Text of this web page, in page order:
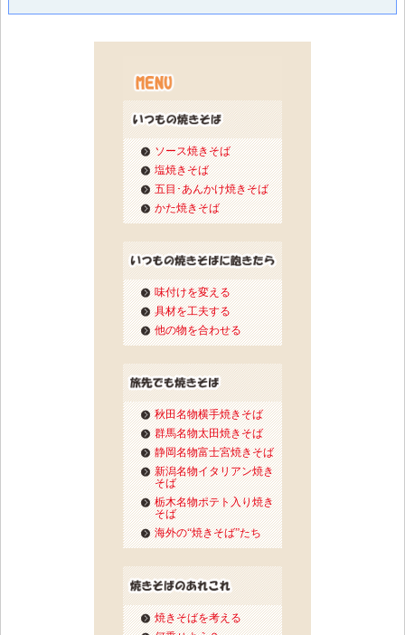
ソース焼きそば
塩焼きそば
五目･あんかけ焼きそば
かた焼きそば
味付けを変える
具材を工夫する
他の物を合わせる
秋田名物横手焼きそば
群馬名物太田焼きそば
静岡名物富士宮焼きそば
新潟名物イタリアン焼き
そば
栃木名物ポテト入り焼き
そば
海外の“焼きそば”たち
焼きそばを考える